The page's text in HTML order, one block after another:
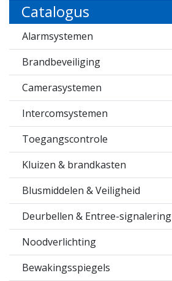
Catalogus
Alarmsystemen
Brandbeveiliging
Camerasystemen
Intercomsystemen
Toegangscontrole
Kluizen & brandkasten
Blusmiddelen & Veiligheid
Deurbellen & Entree-signalering
Noodverlichting
Bewakingsspiegels